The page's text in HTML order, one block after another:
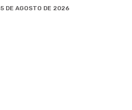
5 DE AGOSTO DE 2026